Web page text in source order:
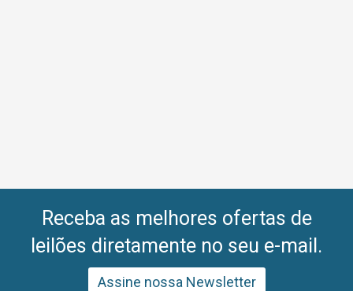
Receba as melhores ofertas de
leilões diretamente no seu e-mail.
Assine nossa Newsletter